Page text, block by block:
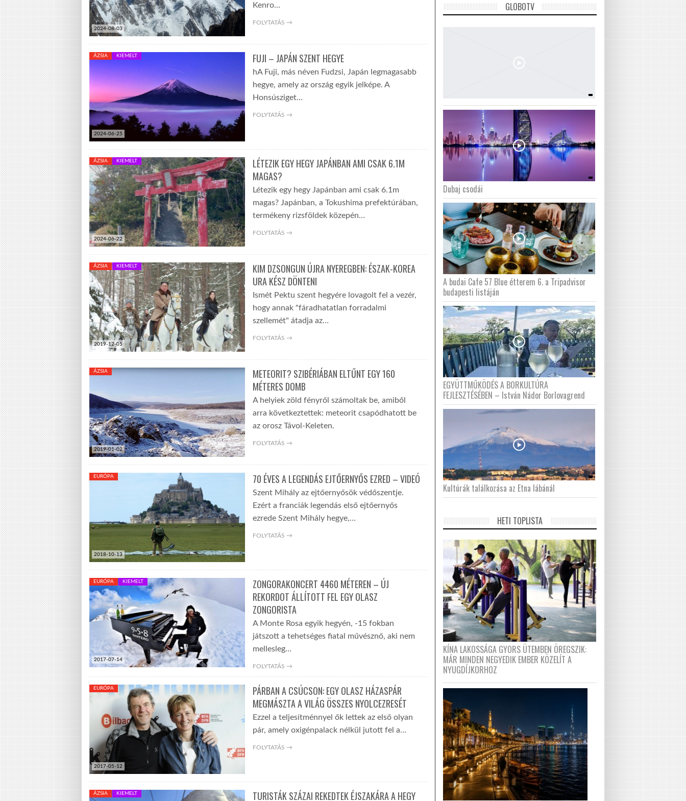
2024-08-03
Kenro…
FOLYTATÁS →
2024-06-25
ÁZSIA KIEMELT FUJI – JAPÁN SZENT HEGYE
hA Fuji, más néven Fudzsi, Japán legmagasabb
hegye, amely az ország egyik jelképe. A
Honsúsziget…
FOLYTATÁS →
2024-06-22
ÁZSIA KIEMELT
LÉTEZIK EGY HEGY JAPÁNBAN AMI CSAK 6.1M
MAGAS?
Létezik egy hegy Japánban ami csak 6.1m
magas? Japánban, a Tokushima prefektúrában,
termékeny rizsföldek közepén…
FOLYTATÁS →
2019-12-05
ÁZSIA KIEMELT
KIM DZSONGUN ÚJRA NYEREGBEN: ÉSZAK-KOREA
URA KÉSZ DÖNTENI
Ismét Pektu szent hegyére lovagolt fel a vezér,
hogy annak "fáradhatatlan forradalmi
szellemét" átadja az…
FOLYTATÁS →
2019-01-02
ÁZSIA
METEORIT? SZIBÉRIÁBAN ELTŰNT EGY 160
MÉTERES DOMB
A helyiek zöld fényről számoltak be, amiből
arra következtettek: meteorit csapódhatott be
az orosz Távol-Keleten.
FOLYTATÁS →
2018-10-13
EURÓPA 70 ÉVES A LEGENDÁS EJTŐERNYŐS EZRED – VIDEÓ
Szent Mihály az ejtőernyősök védőszentje.
Ezért a franciák legendás első ejtőernyős
ezrede Szent Mihály hegye,…
FOLYTATÁS →
2017-07-14
EURÓPA KIEMELT
ZONGORAKONCERT 4460 MÉTEREN – ÚJ
REKORDOT ÁLLÍTOTT FEL EGY OLASZ
ZONGORISTA
A Monte Rosa egyik hegyén, -15 fokban
játszott a tehetséges fiatal művésznő, aki nem
mellesleg…
FOLYTATÁS →
2017-05-12
EURÓPA
PÁRBAN A CSÚCSON: EGY OLASZ HÁZASPÁR
MEGMÁSZTA A VILÁG ÖSSZES NYOLCEZRESÉT
Ezzel a teljesítménnyel ők lettek az első olyan
pár, amely oxigénpalack nélkül jutott fel a…
FOLYTATÁS →
ÁZSIA KIEMELT
TURISTÁK SZÁZAI REKEDTEK ÉJSZAKÁRA A HEGY
GLOBOTV
Dubaj csodái
A budai Cafe 57 Blue étterem 6. a Tripadvisor
budapesti listáján
EGYÜTTMŰKÖDÉS A BORKULTÚRA
FEJLESZTÉSÉBEN – István Nádor Borlovagrend
Kultúrák találkozása az Etna lábánál
HETI TOPLISTA
KÍNA LAKOSSÁGA GYORS ÜTEMBEN ÖREGSZIK:
MÁR MINDEN NEGYEDIK EMBER KÖZELÍT A
NYUGDÍJKORHOZ